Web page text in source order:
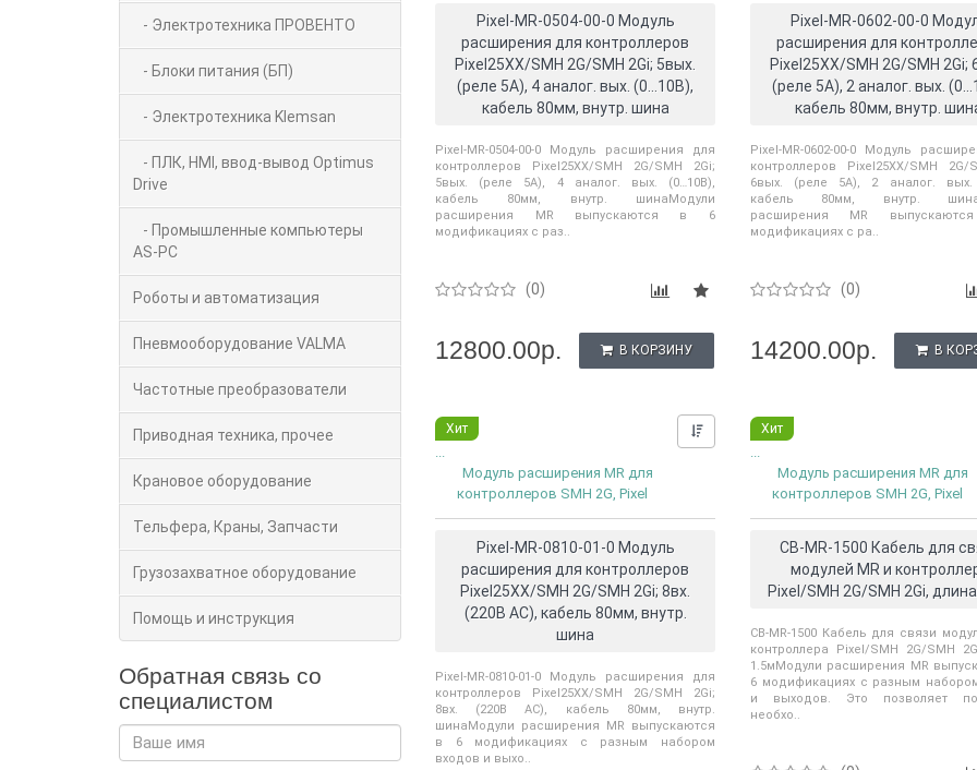
- Электротехника ПРОВЕНТО
- Блоки питания (БП)
- Электротехника Klemsan
- ПЛК, HMI, ввод-вывод Optimus
Drive
- Промышленные компьютеры
AS-PC
Роботы и автоматизация
Пневмооборудование VALMA
Частотные преобразователи
Приводная техника, прочее
Крановое оборудование
Тельфера, Краны, Запчасти
Грузозахватное оборудование
Помощь и инструкция
Обратная связь со
специалистом
Pixel-MR-0504-00-0 Модуль
расширения для контроллеров
Pixel25XX/SMH 2G/SMH 2Gi; 5вых.
(реле 5А), 4 аналог. вых. (0…10В),
кабель 80мм, внутр. шина
Pixel-MR-0504-00-0 Модуль расширения для
контроллеров Pixel25XX/SMH 2G/SMH 2Gi;
5вых. (реле 5А), 4 аналог. вых. (0…10В),
кабель 80мм, внутр. шинаМодули
расширения MR выпускаются в 6
модификациях с раз..
(0)
12800.00р. В КОРЗИНУ
Pixel-MR-0602-00-0
расширения для
Pixel25XX/SMH 2G/SMH 2Gi;
(реле 5А), 2 аналог. вых.
кабель 80мм, внутр.
Pixel-MR-0602-00-0 Модуль
контроллеров Pixel25XX/SMH 2G/
6вых. (реле 5А), 2 аналог. вых.
кабель 80мм, внутр.
расширения MR
модификациях с ра..
(0)
14200.00р. В
Хит Нашли дешевле?
...
Модуль расширения MR для
контроллеров SMH 2G, Pixel
Pixel-MR-0810-01-0 Модуль
расширения для контроллеров
Pixel25XX/SMH 2G/SMH 2Gi; 8вх.
(220В АС), кабель 80мм, внутр.
шина
Pixel-MR-0810-01-0 Модуль расширения для
контроллеров Pixel25XX/SMH 2G/SMH 2Gi;
8вх. (220В АС), кабель 80мм, внутр.
шинаМодули расширения MR выпускаются
в 6 модификациях с разным набором
входов и выхо..
Хит
...
Модуль расширения MR для
контроллеров SMH 2G, Pixel
CB-MR-1500 Кабель для
модулей MR и
Pixel/SMH 2G/SMH 2Gi,
CB-MR-1500 Кабель для связи
контроллера Pixel/SMH 2G/SMH
1.5мМодули расширения MR
6 модификациях с разным
и выходов. Это позволяет
необхо..